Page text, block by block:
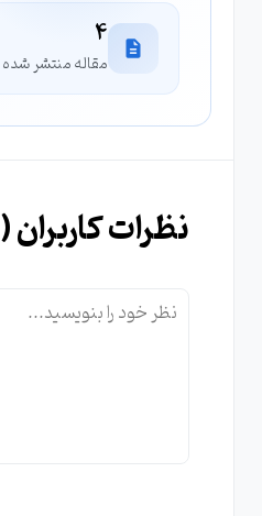
4
مقاله منتشر شده
نظرات کاربران (